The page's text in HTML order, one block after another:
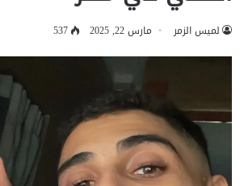
لميس الزمر مارس 22, 2025 537